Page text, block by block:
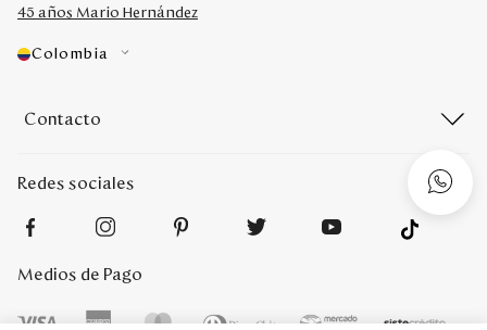
45 años Mario Hernández
Colombia
Contacto
Redes sociales
Medios de Pago